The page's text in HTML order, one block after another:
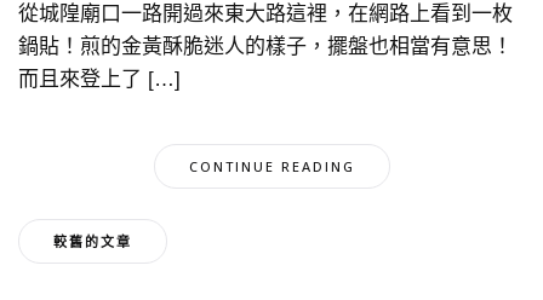
從城隍廟口一路開過來東大路這裡，在網路上看到一枚
鍋貼！煎的金黃酥脆迷人的樣子，擺盤也相當有意思！
而且來登上了 […]
CONTINUE READING
文較舊的文章